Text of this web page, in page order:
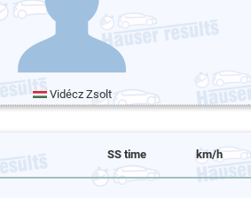
Vidécz Zsolt
SS time km/h